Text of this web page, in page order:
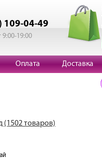
109-04-49
9:00-19:00
Оплата Доставка
(1502 товаров)